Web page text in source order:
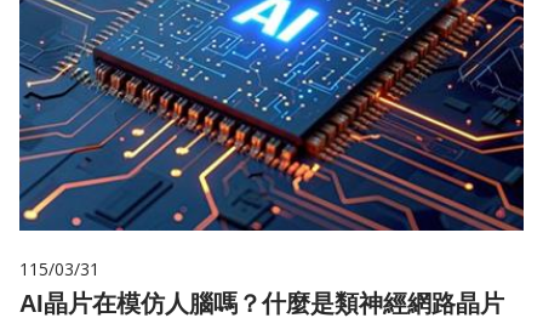
115/03/31
AI晶片在模仿人腦嗎？什麼是類神經網路晶片